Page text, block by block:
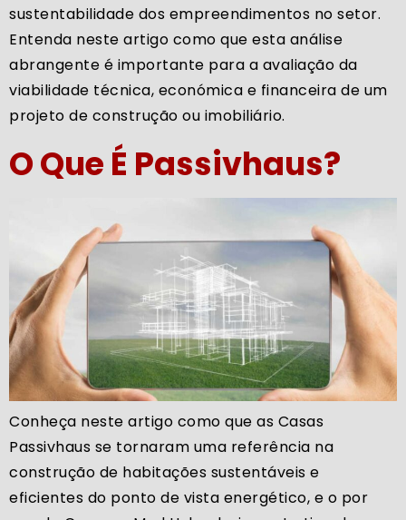
sustentabilidade dos empreendimentos no setor.
Entenda neste artigo como que esta análise
abrangente é importante para a avaliação da
viabilidade técnica, económica e financeira de um
projeto de construção ou imobiliário.
O Que É Passivhaus?
Conheça neste artigo como que as Casas
Passivhaus se tornaram uma referência na
construção de habitações sustentáveis e
eficientes do ponto de vista energético, e o por